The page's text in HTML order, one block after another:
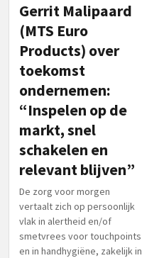
Gerrit Malipaard
(MTS Euro
Products) over
toekomst
ondernemen:
“Inspelen op de
markt, snel
schakelen en
relevant blijven”
De zorg voor morgen
vertaalt zich op persoonlijk
vlak in alertheid en/of
smetvrees voor touchpoints
en in handhygiëne, zakelijk in